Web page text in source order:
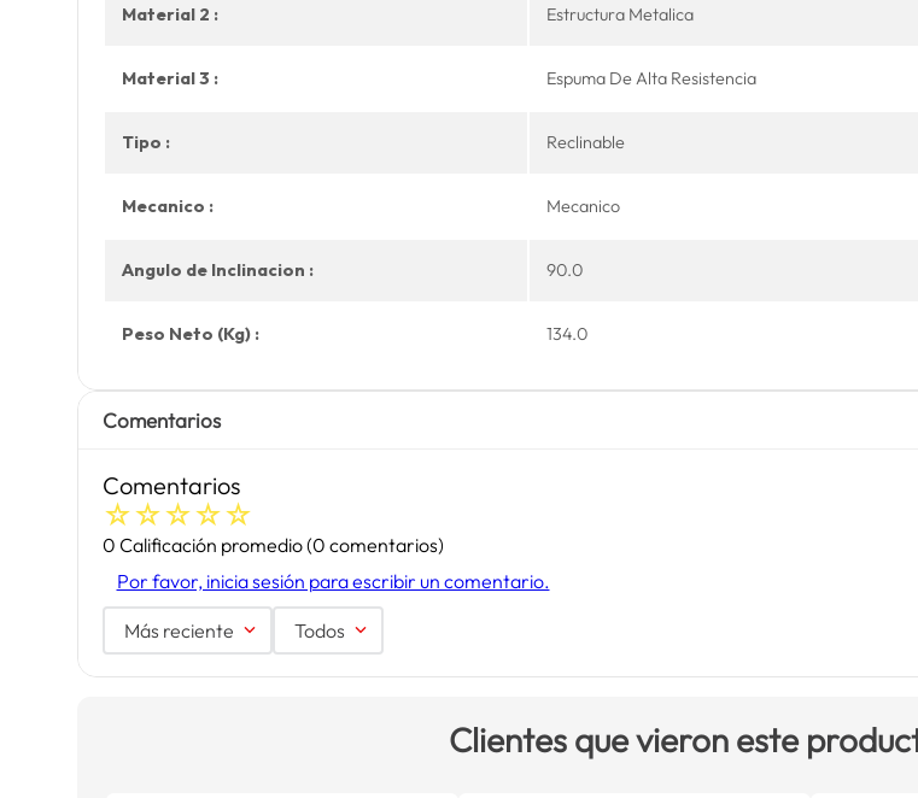
Material 2 : Estructura Metalica
Material 3 : Espuma De Alta Resistencia
Tipo : Reclinable
Mecanico : Mecanico
Angulo de Inclinacion : 90.0
Peso Neto (Kg) : 134.0
Comentarios
Comentarios
☆☆☆☆☆
0 Calificación promedio(0 comentarios)
Por favor, inicia sesión para escribir un comentario.
Más reciente Todos
Clientes que vieron este